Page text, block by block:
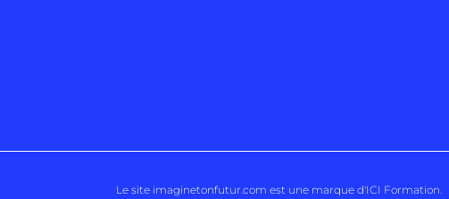
Le site imaginetonfutur.com est une marque d'ICI Formation